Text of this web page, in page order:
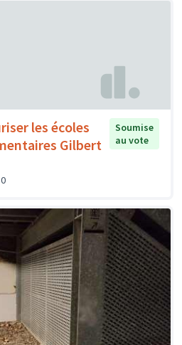
les écoles
Gilbert
Soumise
au vote
0